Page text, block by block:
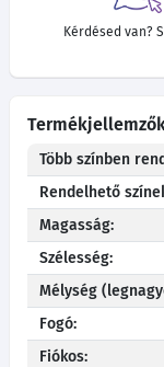
Kérdésed van?
Több színben
Rendelhető
Magasság:
Szélesség:
Mélység
Fogó:
Fiókos: